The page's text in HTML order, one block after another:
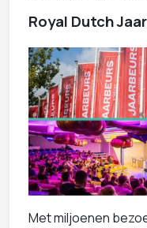
Royal Dutch
Met miljoenen